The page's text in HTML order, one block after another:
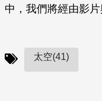
中，我們將經由影
太空(41)